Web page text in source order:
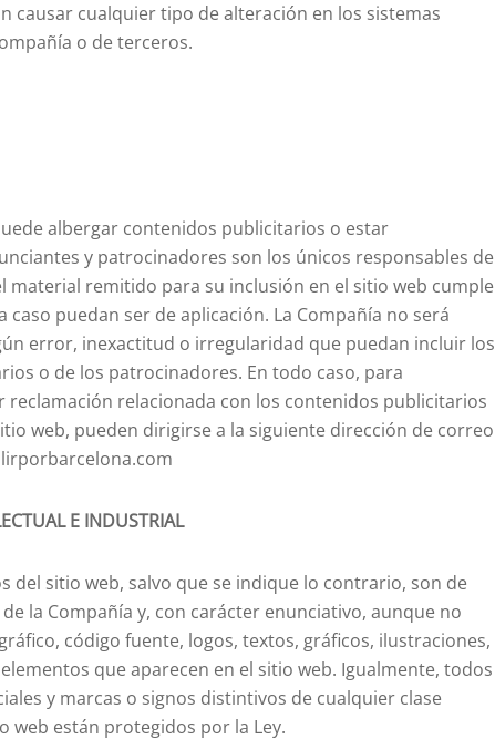
causar cualquier tipo de alteración en los sistemas
o de terceros.
albergar contenidos publicitarios o estar
y patrocinadores son los únicos responsables de
material remitido para su inclusión en el sitio web cumple
caso puedan ser de aplicación. La Compañía no será
error, inexactitud o irregularidad que puedan incluir los
o de los patrocinadores. En todo caso, para
relacionada con los contenidos publicitarios
web, pueden dirigirse a la siguiente dirección de correo
E INDUSTRIAL
del sitio web, salvo que se indique lo contrario, son de
la Compañía y, con carácter enunciativo, aunque no
código fuente, logos, textos, gráficos, ilustraciones,
que aparecen en el sitio web. Igualmente, todos
y marcas o signos distintivos de cualquier clase
web están protegidos por la Ley.